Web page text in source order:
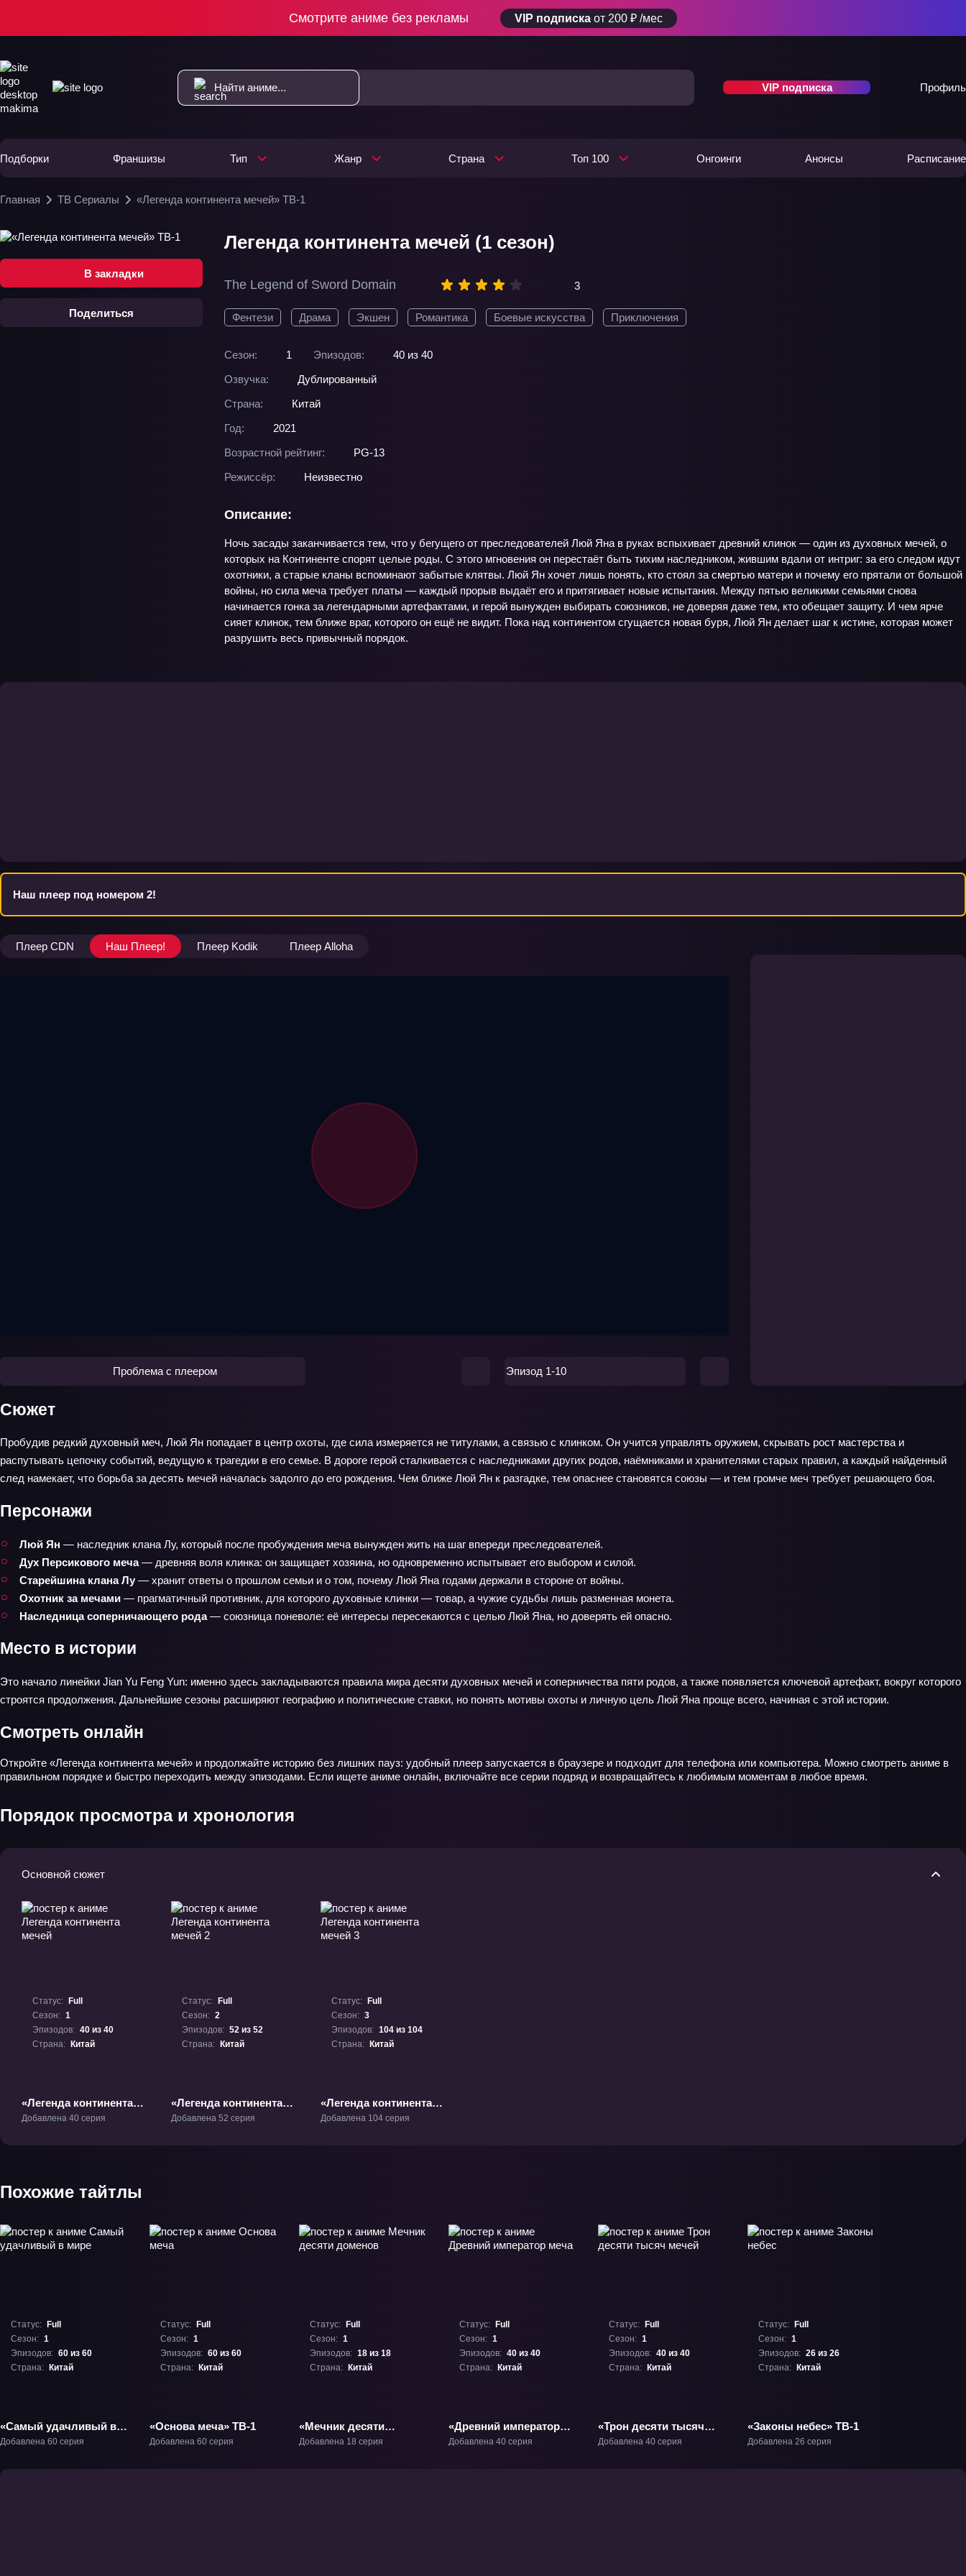
Смотрите аниме без рекламы VIP подписка от 200 ₽ /мес
VIP подписка Профиль
Подборки Франшизы Тип Жанр Страна Топ 100 Онгоинги Анонсы Расписание
Главная ТВ Сериалы «Легенда континента мечей» ТВ-1
В закладки
Поделиться
Легенда континента мечей (1 сезон)
The Legend of Sword Domain 3
Фентези Драма Экшен Романтика Боевые искусства Приключения
Сезон: 1 Эпизодов:
40 из 40
Озвучка:
Дублированный
Страна:
Китай
Год:
2021
Возрастной рейтинг:
PG-13
Режиссёр:
Неизвестно
Описание:
Ночь засады заканчивается тем, что у бегущего от преследователей Люй Яна в руках вспыхивает древний клинок — один из духовных мечей, о
которых на Континенте спорят целые роды. С этого мгновения он перестаёт быть тихим наследником, жившим вдали от интриг: за его следом идут
охотники, а старые кланы вспоминают забытые клятвы. Люй Ян хочет лишь понять, кто стоял за смертью матери и почему его прятали от большой
войны, но сила меча требует платы — каждый прорыв выдаёт его и притягивает новые испытания. Между пятью великими семьями снова
начинается гонка за легендарными артефактами, и герой вынужден выбирать союзников, не доверяя даже тем, кто обещает защиту. И чем ярче
сияет клинок, тем ближе враг, которого он ещё не видит. Пока над континентом сгущается новая буря, Люй Ян делает шаг к истине, которая может
разрушить весь привычный порядок.
Наш плеер под номером 2!
Плеер CDN Наш Плеер! Плеер Kodik Плеер Alloha
Проблема с плеером Эпизод 1-10
Сюжет
Пробудив редкий духовный меч, Люй Ян попадает в центр охоты, где сила измеряется не титулами, а связью с клинком. Он учится управлять оружием, скрывать рост мастерства и
распутывать цепочку событий, ведущую к трагедии в его семье. В дороге герой сталкивается с наследниками других родов, наёмниками и хранителями старых правил, а каждый найденный
след намекает, что борьба за десять мечей началась задолго до его рождения. Чем ближе Люй Ян к разгадке, тем опаснее становятся союзы — и тем громче меч требует решающего боя.
Персонажи
Люй Ян — наследник клана Лу, который после пробуждения меча вынужден жить на шаг впереди преследователей.
Дух Персикового меча— древняя воля клинка: он защищает хозяина, но одновременно испытывает его выбором и силой.
Старейшина клана Лу — хранит ответы о прошлом семьи и о том, почему Люй Яна годами держали в стороне от войны.
Охотник за мечами — прагматичный противник, для которого духовные клинки — товар, а чужие судьбы лишь разменная монета.
Наследница соперничающего рода— союзница поневоле: её интересы пересекаются с целью Люй Яна, но доверять ей опасно.
Место в истории
Это начало линейки Jian Yu Feng Yun: именно здесь закладываются правила мира десяти духовных мечей и соперничества пяти родов, а также появляется ключевой артефакт, вокруг которого
строятся продолжения. Дальнейшие сезоны расширяют географию и политические ставки, но понять мотивы охоты и личную цель Люй Яна проще всего, начиная с этой истории.
Смотреть онлайн
Откройте «Легенда континента мечей» и продолжайте историю без лишних пауз: удобный плеер запускается в браузере и подходит для телефона или компьютера. Можно смотреть аниме в
правильном порядке и быстро переходить между эпизодами. Если ищете аниме онлайн, включайте все серии подряд и возвращайтесь к любимым моментам в любое время.
Порядок просмотра и хронология
Основной сюжет
Статус:
Full
Сезон: 1
Эпизодов: 40 из 40
Страна:
Китай
«Легенда континента
мечей» ТВ-1
Добавлена 40 серия
Статус:
Full
Сезон: 2
Эпизодов: 52 из 52
Страна:
Китай
«Легенда континента
мечей 2» ТВ-2
Добавлена 52 серия
Статус:
Full
Сезон: 3
Эпизодов: 104 из 104
Страна:
Китай
«Легенда континента
мечей 3» ТВ-3
Добавлена 104 серия
Похожие тайтлы
Статус:
Full
Сезон: 1
Эпизодов: 60 из 60
Страна:
Китай
«Самый удачливый в
мире» ТВ-1
Добавлена 60 серия
Статус:
Full
Сезон: 1
Эпизодов: 60 из 60
Страна:
Китай
«Основа меча» ТВ-1
Добавлена 60 серия
Статус:
Full
Сезон: 1
Эпизодов: 18 из 18
Страна:
Китай
«Мечник десяти
доменов» ТВ-1
Добавлена 18 серия
Статус:
Full
Сезон: 1
Эпизодов: 40 из 40
Страна:
Китай
«Древний император
меча» ТВ-1
Добавлена 40 серия
Статус:
Full
Сезон: 1
Эпизодов: 40 из 40
Страна:
Китай
«Трон десяти тысяч
мечей» ТВ-1
Добавлена 40 серия
Статус:
Full
Сезон: 1
Эпизодов: 26 из 26
Страна:
Китай
«Законы небес» ТВ-1
Добавлена 26 серия